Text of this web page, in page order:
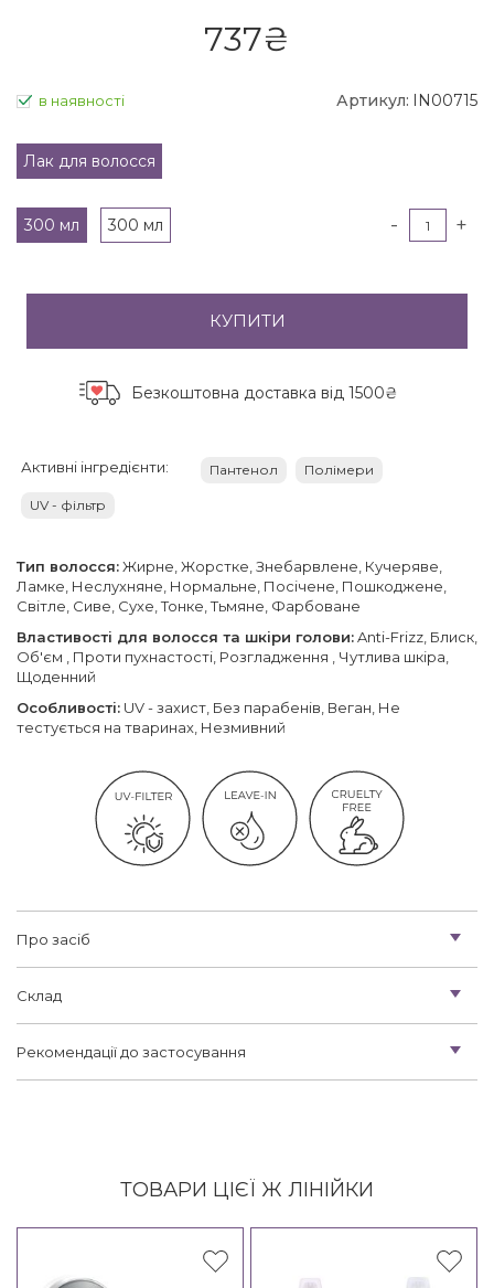
737₴
в наявності Артикул: IN00715
Лак для волосся
300 мл 300 мл - +
КУПИТИ
Безкоштовна доставка від 1500₴
Активні інгредієнти: Пантенол Полімери
UV - фільтр
Тип волосся:Жирне, Жорстке, Знебарвлене, Кучеряве,
Ламке, Неслухняне, Нормальне, Посічене, Пошкоджене,
Світле, Сиве, Сухе, Тонке, Тьмяне, Фарбоване
Властивості для волосся та шкіри голови:Anti-Frizz, Блиск,
Об'єм , Проти пухнастості, Розгладження , Чутлива шкіра,
Щоденний
Особливості: UV - захист, Без парабенів, Веган, Не
тестується на тваринах, Незмивний
Про засіб
Склад
Рекомендації до застосування
ТОВАРИ ЦІЄЇ Ж ЛІНІЙКИ